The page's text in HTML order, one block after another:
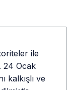
ile
24 Ocak
kalkışlı ve